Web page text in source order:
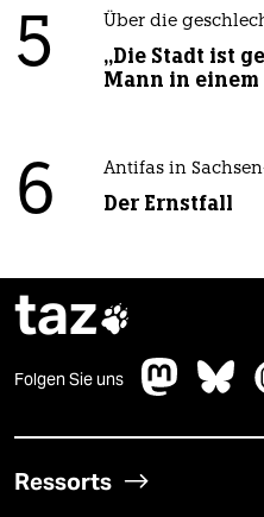
5 Über die
„Die Stadt ist
Mann in einem
6 Antifas in
Der Ernstfall
taz
Folgen Sie uns
Ressorts